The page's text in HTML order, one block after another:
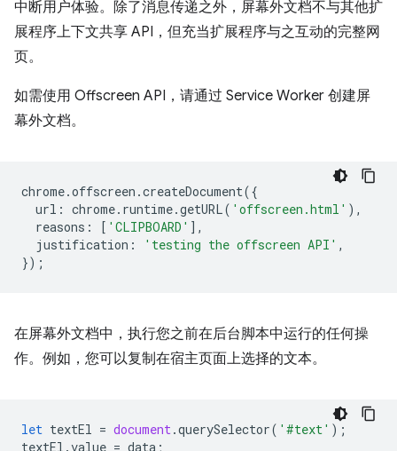
中断用户体验。除了消息传递之外，屏幕外文档不与其他扩
展程序上下文共享 API，但充当扩展程序与之互动的完整网
页。
如需使用 Offscreen API，请通过 Service Worker 创建屏
幕外文档。
chrome.offscreen .createDocument({
url : chrome. runtime.getURL( 'offscreen.html' ),
reasons : [ 'CLIPBOARD' ],
justification : 'testing the offscreen API' ,
});
在屏幕外文档中，执行您之前在后台脚本中运行的任何操
作。例如，您可以复制在宿主页面上选择的文本。
let textEl = document.querySelector( '#text' );
textEl .value = data ;